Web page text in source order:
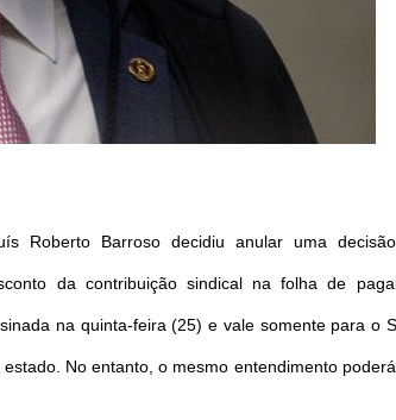
Roberto Barroso decidiu anular uma
da contribuição sindical na folha de
na quinta-feira (25) e vale somente para o
No entanto, o mesmo entendimento